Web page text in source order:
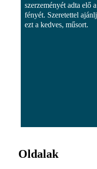
szerzeményét adta elő
fényét. Szeretettel
ezt a kedves, műsort.
Oldalak